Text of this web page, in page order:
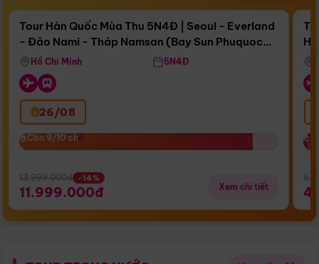
Còn17 ngày 12:40:56
Bay Sun Phuquoc Airways
Tour Hàn Quốc Mùa Thu 5N4Đ | Seoul - Everland
- Đảo Nami - Tháp Namsan (Bay Sun Phuquoc
Airways)
Hồ Chí Minh 5N4Đ
26/08
Còn 9/10 chỗ
Còn 9/10 chỗ
13.999.000đ -14%
11.999.000đ Xem chi tiết